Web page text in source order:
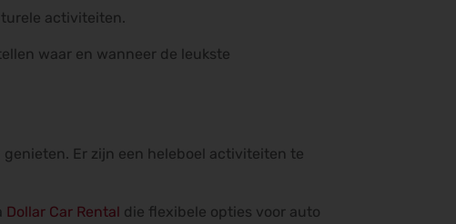
activiteiten.
waar en wanneer de leukste
Er zijn een heleboel activiteiten te
Dollar Car Rental die flexibele opties voor auto